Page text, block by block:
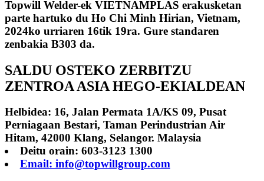
Topwill Welder-ek VIETNAMPLAS erakusketan
parte hartuko du Ho Chi Minh Hirian, Vietnam,
2024ko urriaren 16tik 19ra. Gure standaren
zenbakia B303 da.
SALDU OSTEKO ZERBITZU
ZENTROA ASIA HEGO-EKIALDEAN
Helbidea: 16, Jalan Permata 1A/KS 09, Pusat
Perniagaan Bestari, Taman Perindustrian Air
Hitam, 42000 Klang, Selangor. Malaysia
Deitu orain: 603-3123 1300
Email: info@topwillgroup.com